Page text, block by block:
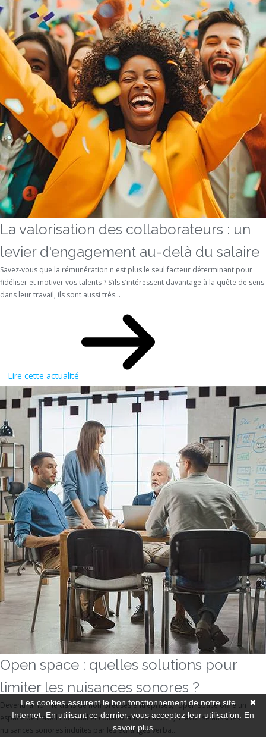
La valorisation des collaborateurs : un
levier d'engagement au-delà du salaire
Savez-vous que la rémunération n'est plus le seul facteur déterminant pour
fidéliser et motiver vos talents ? S’ils s’intéressent davantage à la quête de sens
dans leur travail, ils sont aussi très...
Lire cette actualité
Open space : quelles solutions pour
limiter les nuisances sonores ?
Devenu la norme dans de nombreuses entreprises, l’open space offre un
espace de travail convivial et collaboratif. Toutefois, il favorise aussi les
nuisances sonores induites par les échanges verba...
✖
Les cookies assurent le bon fonctionnement de notre site
Internet. En utilisant ce dernier, vous acceptez leur utilisation. En
savoir plus